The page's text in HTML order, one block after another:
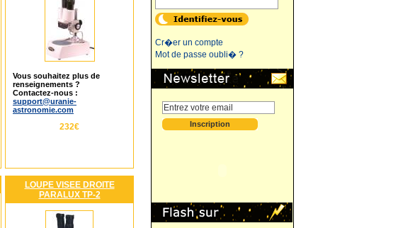
Vous souhaitez plus de
renseignements ?
Contactez-nous :
support@uranie-
astronomie.com
232€
LOUPE VISEE DROITE
PARALUX TP-2
Cr�er un compte
Mot de passe oubli� ?